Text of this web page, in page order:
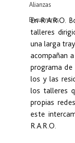
Alianzas
Encuentros
En R.A.R.O.
talleres
una larga
acompañan
programa de
los y las
los talleres
propias
este
R.A.R.O.